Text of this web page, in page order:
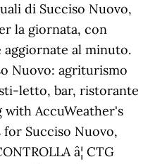
di Succiso Nuovo,
la giornata, con
al minuto.
Nuovo: agriturismo
letto, bar, ristorante
with AccuWeather's
Succiso Nuovo,
â¦ CTG